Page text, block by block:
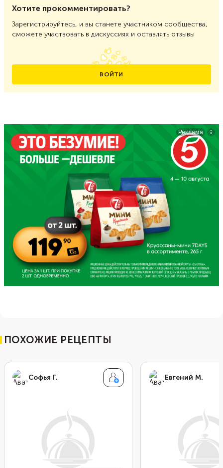
Хотите прокомментировать?
Зарегистрируйтесь, и вы станете участником сообщества,
сможете участвовать в дискуссиях и оставлять отзывы
ВОЙТИ
ПОХОЖИЕ РЕЦЕПТЫ
Софья Г. Евгений М.